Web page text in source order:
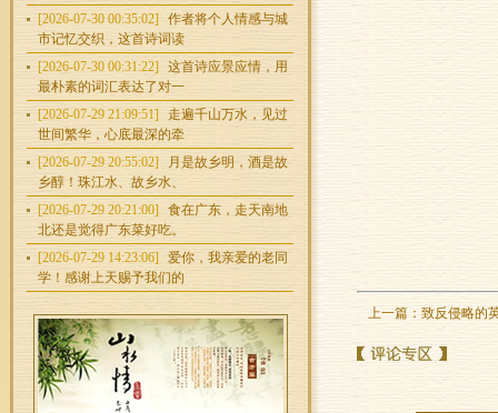
[2026-07-30 00:35:02]
作者将个人情感与城
市记忆交织，这首诗词读
[2026-07-30 00:31:22]
这首诗应景应情，用
最朴素的词汇表达了对一
[2026-07-29 21:09:51]
走遍千山万水，见过
世间繁华，心底最深的牵
[2026-07-29 20:55:02]
月是故乡明，酒是故
乡醇！珠江水、故乡水、
[2026-07-29 20:21:00]
食在广东，走天南地
北还是觉得广东菜好吃。
[2026-07-29 14:23:06]
爱你，我亲爱的老同
学！感谢上天赐予我们的
上一篇： 致反侵略的